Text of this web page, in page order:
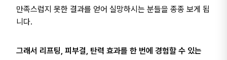
만족스럽지 못한 결과를 얻어 실망하시는 분들을 종종 보게 됩
니다.
그래서 리프팅, 피부결, 탄력 효과를 한 번에 경험할 수 있는